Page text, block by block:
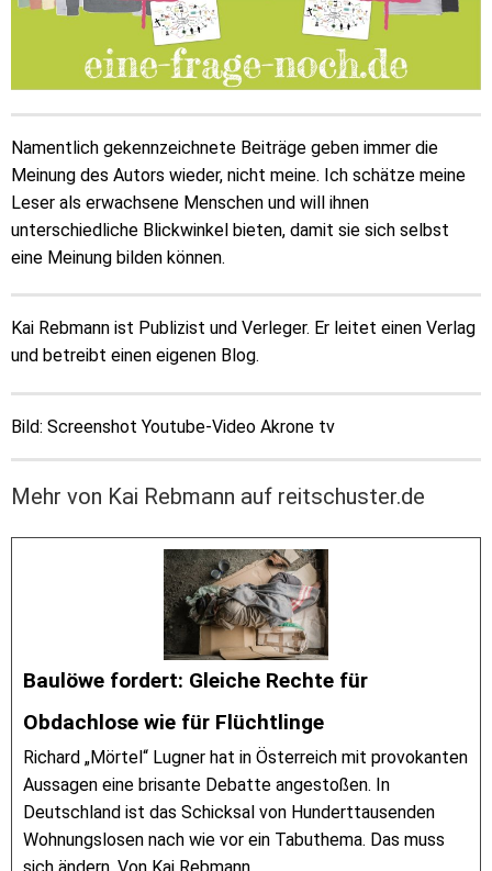
Namentlich gekennzeichnete Beiträge geben immer die
Meinung des Autors wieder, nicht meine. Ich schätze meine
Leser als erwachsene Menschen und will ihnen
unterschiedliche Blickwinkel bieten, damit sie sich selbst
eine Meinung bilden können.
Kai Rebmann ist Publizist und Verleger. Er leitet einen Verlag
und betreibt einen eigenen Blog.
Bild: Screenshot Youtube-Video Akrone tv
Mehr von Kai Rebmann auf reitschuster.de
Baulöwe fordert: Gleiche Rechte für
Obdachlose wie für Flüchtlinge
Richard „Mörtel“ Lugner hat in Österreich mit provokanten
Aussagen eine brisante Debatte angestoßen. In
Deutschland ist das Schicksal von Hunderttausenden
Wohnungslosen nach wie vor ein Tabuthema. Das muss